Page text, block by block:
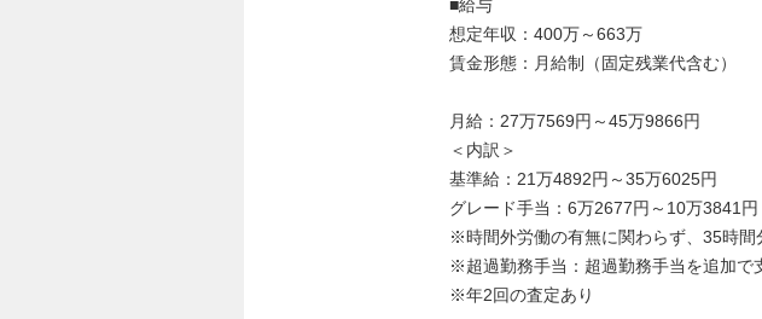
■給与
想定年収：400万～663万
賃金形態：月給制（固定残業代含む）
月給：27万7569円～45万9866円
＜内訳＞
基準給：21万4892円～35万6025円
グレード手当：6万2677円～10万3841円
※時間外労働の有無に関わらず、35時
※超過勤務手当：超過勤務手当を追加で
※年2回の査定あり